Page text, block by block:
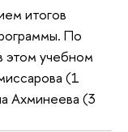
итогов
По
этом учебном
(1
Ахминеева (3